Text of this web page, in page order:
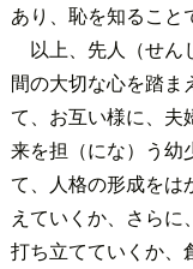
あり、恥を知ること
以上、先人（せん
間の大切な心を踏ま
て、お互い様に、夫
来を担（にな）う幼
て、人格の形成をは
えていくか、さら
打ち立てていくか、